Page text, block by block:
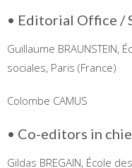
• Editorial Office /
Guillaume
sociales, Paris (France)
Colombe CAMUS
• Co-editors in
Gildas BREGAIN, École